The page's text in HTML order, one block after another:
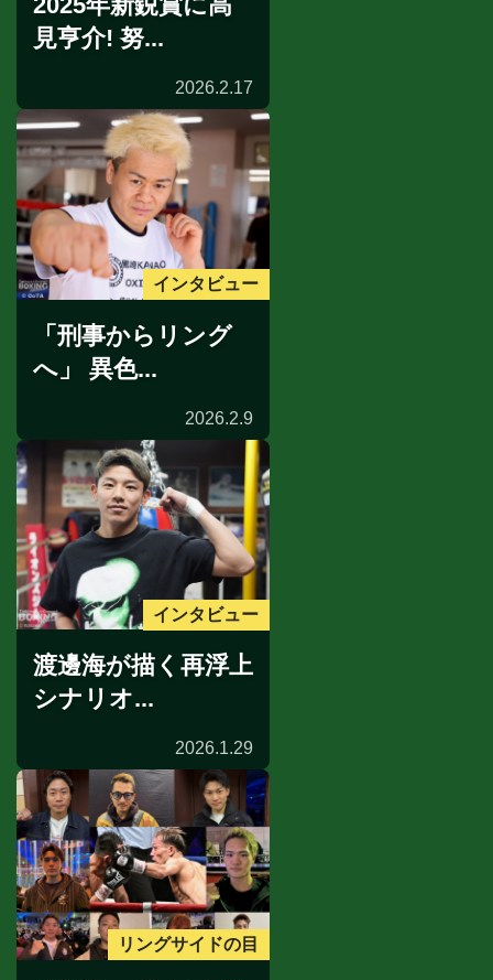
見亨介! 努...
2026.2.17
インタビュー
「刑事からリング
へ」 異色...
2026.2.9
インタビュー
渡邊海が描く再浮上
シナリオ...
2026.1.29
リングサイドの目